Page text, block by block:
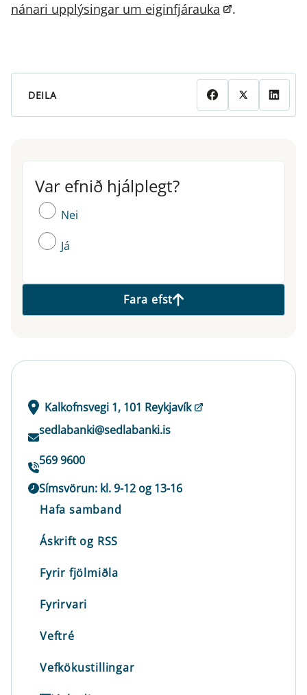
nánari upplýsingar um eiginfjárauka
.
DEILA
Var efnið hjálplegt?
Var efnið hjálplegt?
Nei
Já
Fara efst
Kalkofnsvegi 1, 101 Reykjavík
sedlabanki@sedlabanki.is
569 9600
Símsvörun: kl. 9-12 og 13-16
Hafa samband
Áskrift og RSS
Fyrir fjölmiðla
Fyrirvari
Veftré
Vefkökustillingar